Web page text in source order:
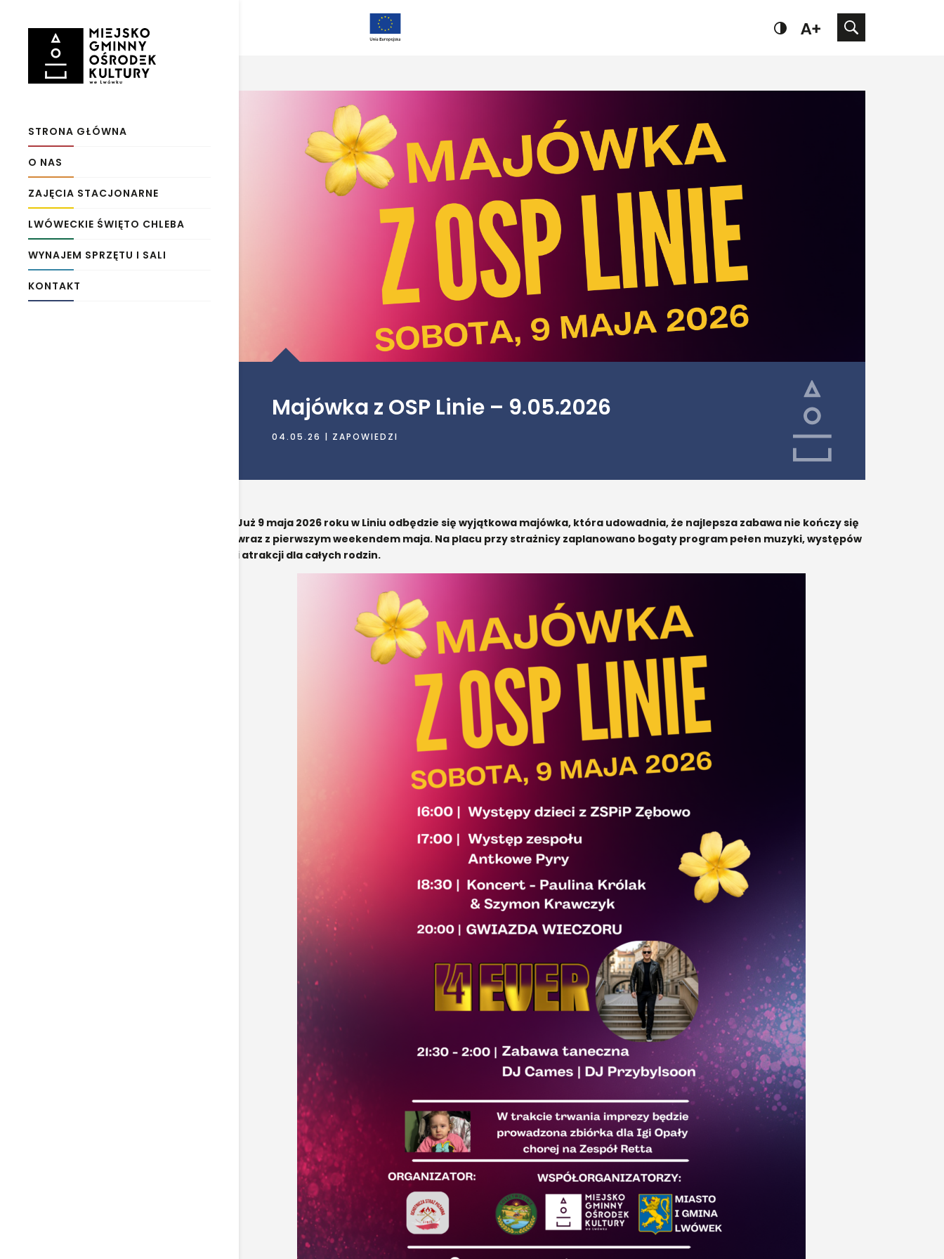
STRONA GŁÓWNA
O NAS
ZAJĘCIA STACJONARNE
LWÓWECKIE ŚWIĘTO CHLEBA
WYNAJEM SPRZĘTU I SALI
KONTAKT
Majówka z OSP Linie – 9.05.2026
04.05.26 | ZAPOWIEDZI
Już 9 maja 2026 roku w Liniu odbędzie się wyjątkowa majówka, która udowadnia, że najlepsza zabawa nie kończy się
wraz z pierwszym weekendem maja. Na placu przy strażnicy zaplanowano bogaty program pełen muzyki, występów
i atrakcji dla całych rodzin.